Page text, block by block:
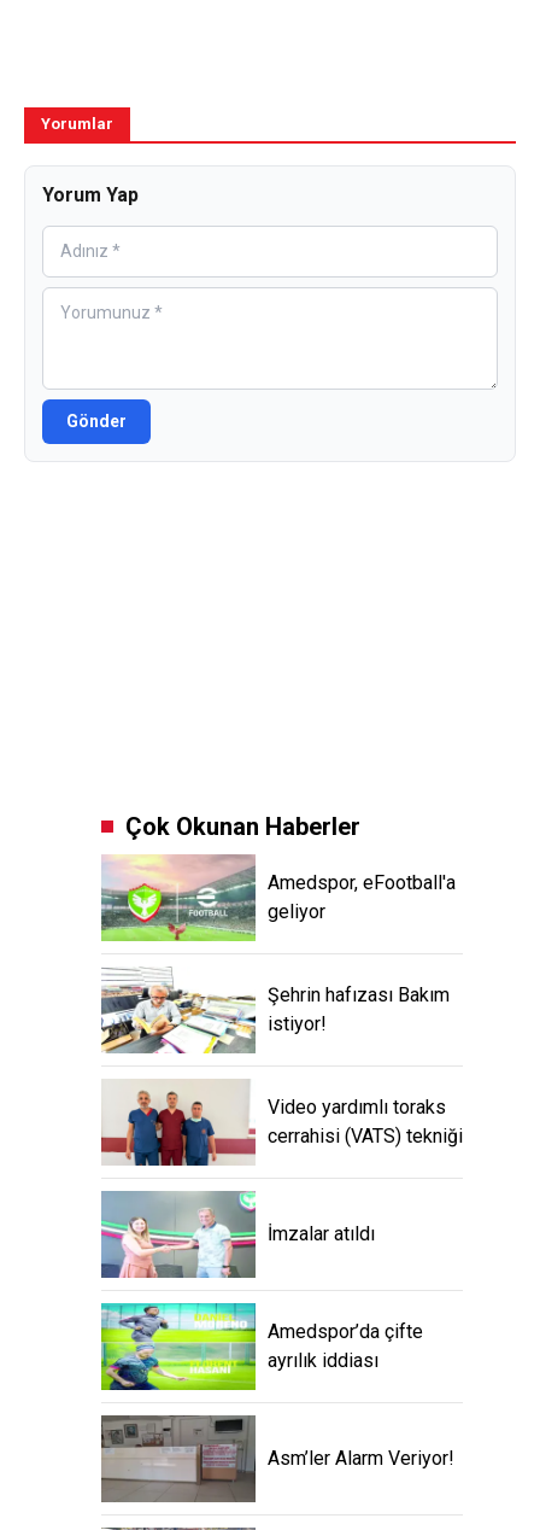
Yorumlar
Yorum Yap
Gönder
Çok Okunan Haberler
Amedspor, eFootball'a
geliyor
Şehrin hafızası Bakım
istiyor!
Video yardımlı toraks
cerrahisi (VATS) tekniği
İmzalar atıldı
Amedspor’da çifte
ayrılık iddiası
Asm’ler Alarm Veriyor!